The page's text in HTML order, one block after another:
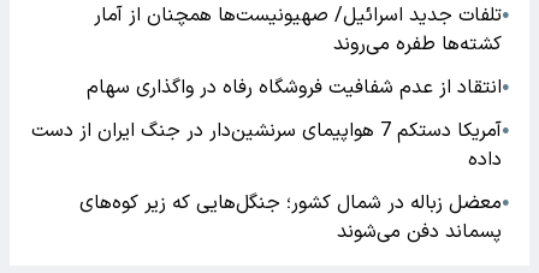
●تلفات جدید اسرائیل/ صهیونیست‌ها همچنان از آمار
کشته‌ها طفره می‌روند
●انتقاد از عدم شفافیت فروشگاه رفاه در واگذاری سهام
●
آمریکا دستکم 7 هواپیمای سرنشین‌دار در جنگ ایران از دست
داده
●معضل زباله در شمال کشور؛ جنگل‌هایی که زیر کوه‌های
پسماند دفن می‌شوند